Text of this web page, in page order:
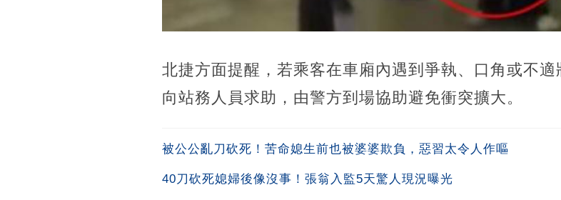
北捷方面提醒，若乘客在車廂內遇到爭執、口角或不
向站務人員求助，由警方到場協助避免衝突擴大。
被公公亂刀砍死！苦命媳生前也被婆婆欺負，惡習太令人作嘔
40刀砍死媳婦後像沒事！張翁入監5天驚人現況曝光